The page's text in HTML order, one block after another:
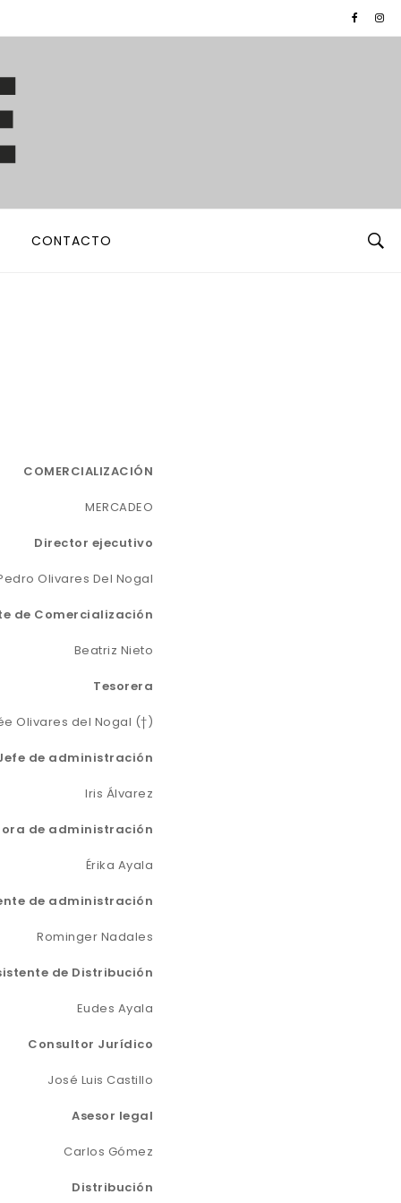
CONTACTO
COMERCIALIZACIÓN
MERCADEO
Director ejecutivo
Olivares Del Nogal
de Comercialización
Beatriz Nieto
Tesorera
Olivares del Nogal (†)
de administración
Iris Álvarez
de administración
Érika Ayala
de administración
Rominger Nadales
de Distribución
Eudes Ayala
Consultor Jurídico
José Luis Castillo
Asesor legal
Carlos Gómez
Distribución